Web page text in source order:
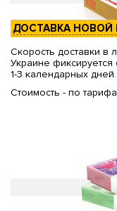
ДОСТАВКА НОВОЙ
Скорость доставки
Украине
1-3 календарных дней.
Стоимость - по